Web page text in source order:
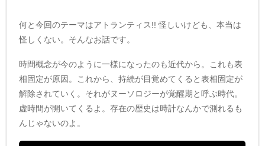
何と今回のテーマはアトランティス!! 怪しいけども、本当は
怪しくない。そんなお話です。
時間概念が今のように一様になったのも近代から。これも表
相固定が原因。これから、持続が目覚めてくると表相固定が
解除されていく。それがヌーソロジーが覚醒期と呼ぶ時代。
虚時間が開いてくるよ。存在の歴史は時計なんかで測れるも
んじゃないのよ。